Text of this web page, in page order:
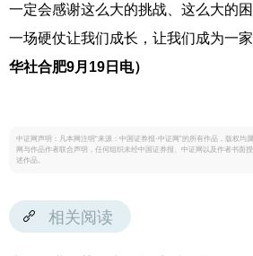
一定会感谢这么大的挑战、这么大的
一场硬仗让我们成长，让我们成为一
华社合肥9月19日电）
中证网声明：凡本网注明“来源：中国证券报·中证网”的所有作品，版权均
网与作品作者联合声明，任何组织未经中国证券报、中证网以及作者书面
述作品。
相关阅读